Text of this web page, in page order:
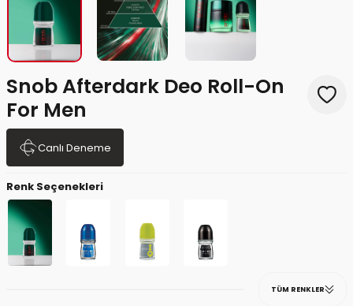
Snob Afterdark Deo Roll-On
For Men
Canlı Deneme
Renk Seçenekleri
TÜM RENKLER